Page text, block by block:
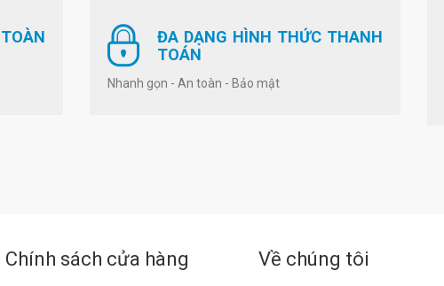
ĐA DẠNG HÌNH THỨC THANH
TOÁN
Nhanh gọn - An toàn - Bảo mật
Chính sách cửa hàng Về chúng tôi